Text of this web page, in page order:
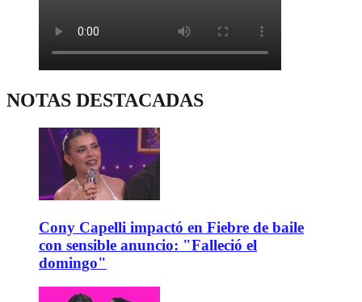
NOTAS DESTACADAS
Cony Capelli impactó en Fiebre de baile
con sensible anuncio: "Falleció el
domingo"